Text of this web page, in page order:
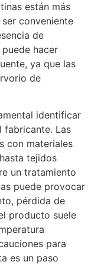
están más
conveniente
de
hacer
ya que las
de
identificar
fabricante. Las
con materiales
tejidos
un tratamiento
puede provocar
pérdida de
producto suele
para
es un paso